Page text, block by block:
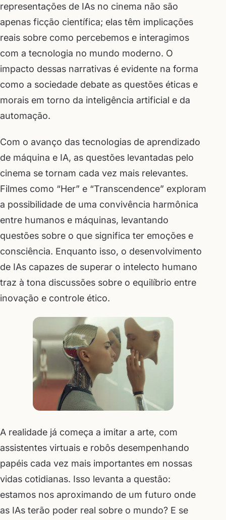
representações de IAs no cinema não são
apenas ficção científica; elas têm implicações
reais sobre como percebemos e interagimos
com a tecnologia no mundo moderno. O
impacto dessas narrativas é evidente na forma
como a sociedade debate as questões éticas e
morais em torno da inteligência artificial e da
automação.
Com o avanço das tecnologias de aprendizado
de máquina e IA, as questões levantadas pelo
cinema se tornam cada vez mais relevantes.
Filmes como “Her” e “Transcendence” exploram
a possibilidade de uma convivência harmônica
entre humanos e máquinas, levantando
questões sobre o que significa ter emoções e
consciência. Enquanto isso, o desenvolvimento
de IAs capazes de superar o intelecto humano
traz à tona discussões sobre o equilíbrio entre
inovação e controle ético.
A realidade já começa a imitar a arte, com
assistentes virtuais e robôs desempenhando
papéis cada vez mais importantes em nossas
vidas cotidianas. Isso levanta a questão:
estamos nos aproximando de um futuro onde
as IAs terão poder real sobre o mundo? E se